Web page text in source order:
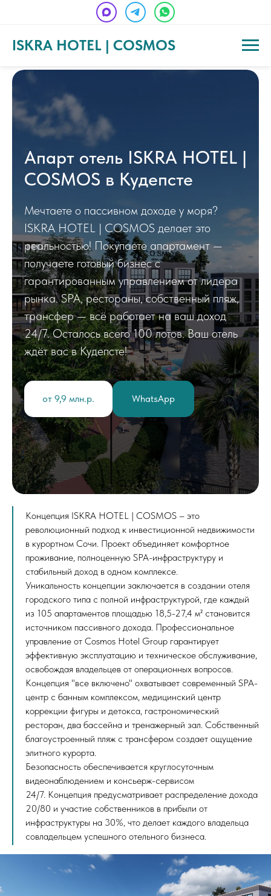
ISKRA HOTEL | COSMOS
Апарт отель ISKRA HOTEL |
COSMOS в Кудепсте
Мечтаете о пассивном доходе у моря?
ISKRA HOTEL | COSMOS делает это
реальностью! Покупаете апартамент —
получаете готовый бизнес с
гарантированным управлением от лидера
рынка. SPA, рестораны, собственный пляж,
трансфер — всё работает на ваш доход
24/7. Осталось всего 100 лотов. Ваш отель
ждёт вас в Кудепсте!
от 9,9 млн.р. WhatsApp
Концепция ISKRA HOTEL | COSMOS – это
революционный подход к инвестиционной недвижимости
в курортном Сочи. Проект объединяет комфортное
проживание, полноценную SPA-инфраструктуру и
стабильный доход в одном комплексе.
Уникальность концепции заключается в создании отеля
городского типа с полной инфраструктурой, где каждый
из 105 апартаментов площадью 18,5-27,4 м² становится
источником пассивного дохода. Профессиональное
управление от Cosmos Hotel Group гарантирует
эффективную эксплуатацию и техническое обслуживание,
освобождая владельцев от операционных вопросов.
Концепция "все включено" охватывает современный SPA-
центр с банным комплексом, медицинский центр
коррекции фигуры и детокса, гастрономический
ресторан, два бассейна и тренажерный зал. Собственный
благоустроенный пляж с трансфером создает ощущение
элитного курорта.
Безопасность обеспечивается круглосуточным
видеонаблюдением и консьерж-сервисом
24/7. Концепция предусматривает распределение дохода
20/80 и участие собственников в прибыли от
инфраструктуры на 30%, что делает каждого владельца
совладельцем успешного отельного бизнеса.